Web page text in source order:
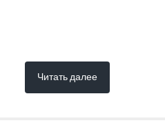
Читать далее